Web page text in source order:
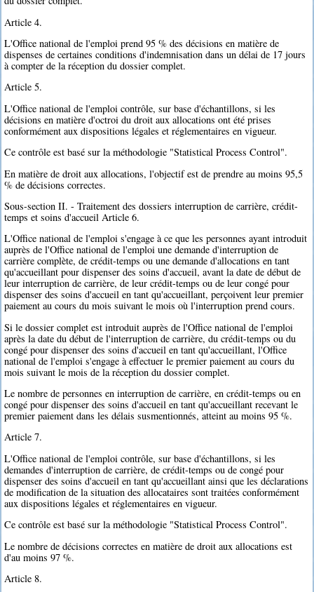
Article 4.
L'Office national de l'emploi prend 95 % des décisions en matière de
dispenses de certaines conditions d'indemnisation dans un délai de 17 jours
à compter de la réception du dossier complet.
Article 5.
L'Office national de l'emploi contrôle, sur base d'échantillons, si les
décisions en matière d'octroi du droit aux allocations ont été prises
conformément aux dispositions légales et réglementaires en vigueur.
Ce contrôle est basé sur la méthodologie "Statistical Process Control".
En matière de droit aux allocations, l'objectif est de prendre au moins 95,5
% de décisions correctes.
Sous-section II. - Traitement des dossiers interruption de carrière, crédit-
temps et soins d'accueil Article 6.
L'Office national de l'emploi s'engage à ce que les personnes ayant introduit
auprès de l'Office national de l'emploi une demande d'interruption de
carrière complète, de crédit-temps ou une demande d'allocations en tant
qu'accueillant pour dispenser des soins d'accueil, avant la date de début de
leur interruption de carrière, de leur crédit-temps ou de leur congé pour
dispenser des soins d'accueil en tant qu'accueillant, perçoivent leur premier
paiement au cours du mois suivant le mois où l'interruption prend cours.
Si le dossier complet est introduit auprès de l'Office national de l'emploi
après la date du début de l'interruption de carrière, du crédit-temps ou du
congé pour dispenser des soins d'accueil en tant qu'accueillant, l'Office
national de l'emploi s'engage à effectuer le premier paiement au cours du
mois suivant le mois de la réception du dossier complet.
Le nombre de personnes en interruption de carrière, en crédit-temps ou en
congé pour dispenser des soins d'accueil en tant qu'accueillant recevant le
premier paiement dans les délais susmentionnés, atteint au moins 95 %.
Article 7.
L'Office national de l'emploi contrôle, sur base d'échantillons, si les
demandes d'interruption de carrière, de crédit-temps ou de congé pour
dispenser des soins d'accueil en tant qu'accueillant ainsi que les déclarations
de modification de la situation des allocataires sont traitées conformément
aux dispositions légales et réglementaires en vigueur.
Ce contrôle est basé sur la méthodologie "Statistical Process Control".
Le nombre de décisions correctes en matière de droit aux allocations est
d'au moins 97 %.
Article 8.